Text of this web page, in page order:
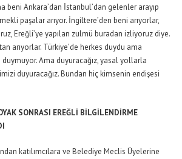
beni Ankara’dan İstanbul’dan gelenler arayıp
paşalar arıyor. İngiltere’den beni arıyorlar,
Ereğli’ye yapılan zulmü buradan izliyoruz diye.
arıyorlar. Türkiye’de herkes duydu ama
Ama duyuracağız, yasal yollarla
duyuracağız. Bundan hiç kimsenin endişesi
SONRASI EREĞLİ BİLGİLENDİRME
katılımcılara ve Belediye Meclis Üyelerine